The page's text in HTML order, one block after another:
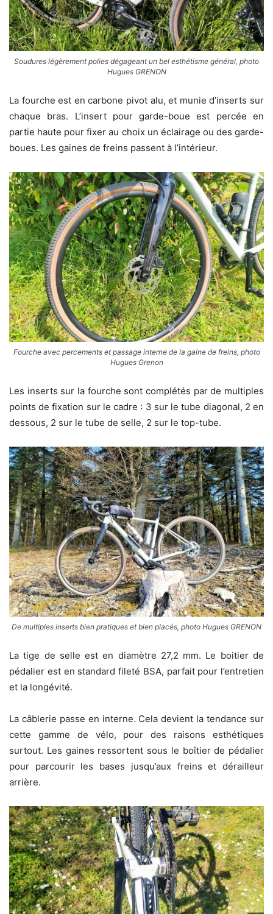
Soudures légèrement polies dégageant un bel esthétisme général, photo
Hugues GRENON
La fourche est en carbone pivot alu, et munie d’inserts sur
chaque bras. L’insert pour garde-boue est percée en
partie haute pour fixer au choix un éclairage ou des garde-
boues. Les gaines de freins passent à l’intérieur.
Fourche avec percements et passage interne de la gaine de freins, photo
Hugues Grenon
Les inserts sur la fourche sont complétés par de multiples
points de fixation sur le cadre : 3 sur le tube diagonal, 2 en
dessous, 2 sur le tube de selle, 2 sur le top-tube.
De multiples inserts bien pratiques et bien placés, photo Hugues GRENON
La tige de selle est en diamètre 27,2 mm. Le boitier de
pédalier est en standard fileté BSA, parfait pour l’entretien
et la longévité.
La câblerie passe en interne. Cela devient la tendance sur
cette gamme de vélo, pour des raisons esthétiques
surtout. Les gaines ressortent sous le boîtier de pédalier
pour parcourir les bases jusqu’aux freins et dérailleur
arrière.